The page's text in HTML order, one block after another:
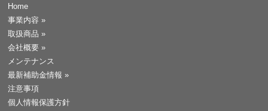
Home
事業内容 »
取扱商品 »
会社概要 »
メンテナンス
最新補助金情報 »
注意事項
個人情報保護方針